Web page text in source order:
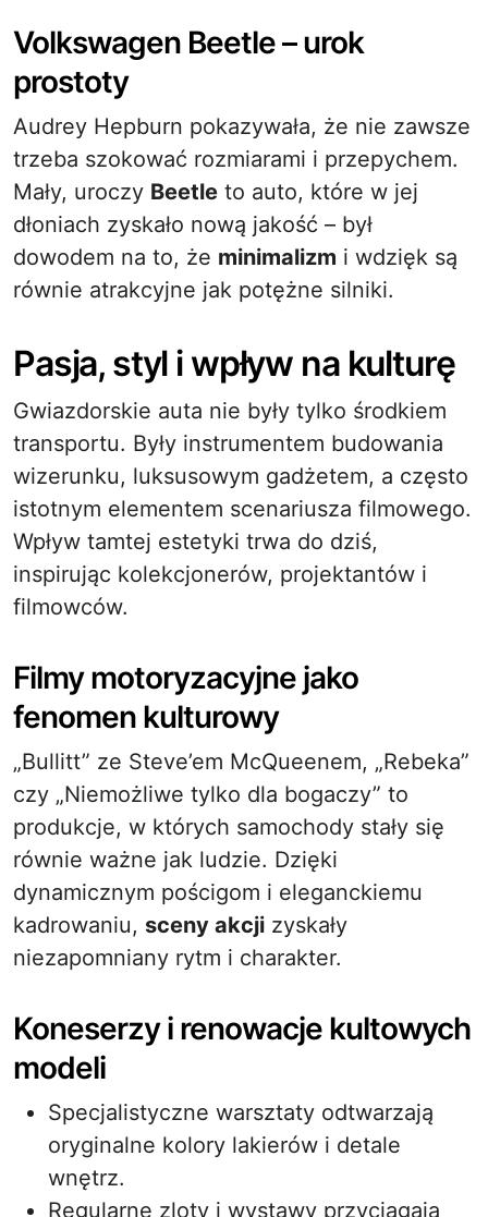
Volkswagen Beetle – urok
prostoty
Audrey Hepburn pokazywała, że nie zawsze
trzeba szokować rozmiarami i przepychem.
Mały, uroczy Beetle to auto, które w jej
dłoniach zyskało nową jakość – był
dowodem na to, że minimalizm i wdzięk są
równie atrakcyjne jak potężne silniki.
Pasja, styl i wpływ na kulturę
Gwiazdorskie auta nie były tylko środkiem
transportu. Były instrumentem budowania
wizerunku, luksusowym gadżetem, a często
istotnym elementem scenariusza filmowego.
Wpływ tamtej estetyki trwa do dziś,
inspirując kolekcjonerów, projektantów i
filmowców.
Filmy motoryzacyjne jako
fenomen kulturowy
„Bullitt” ze Steve’em McQueenem, „Rebeka”
czy „Niemożliwe tylko dla bogaczy” to
produkcje, w których samochody stały się
równie ważne jak ludzie. Dzięki
dynamicznym pościgom i eleganckiemu
kadrowaniu, sceny akcji zyskały
niezapomniany rytm i charakter.
Koneserzy i renowacje kultowych
modeli
Specjalistyczne warsztaty odtwarzają
oryginalne kolory lakierów i detale
wnętrz.
Regularne zloty i wystawy przyciągają